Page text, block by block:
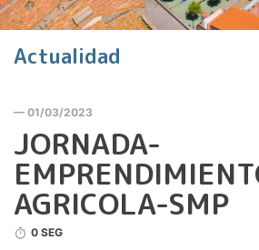
Actualidad
— 01/03/2023
JORNADA-
AGRICOLA-SMP
0 SEG